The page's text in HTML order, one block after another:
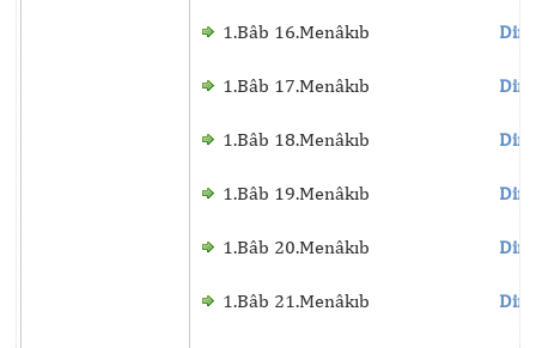
1.Bâb 16.Menâkıb
1.Bâb 17.Menâkıb
1.Bâb 18.Menâkıb
1.Bâb 19.Menâkıb
1.Bâb 20.Menâkıb
1.Bâb 21.Menâkıb